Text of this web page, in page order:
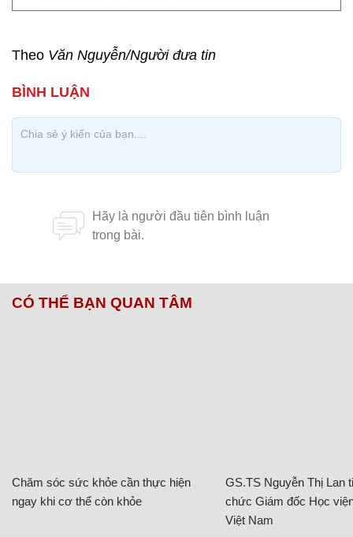
Theo Văn Nguyễn/Người đưa tin
CÓ THỂ BẠN QUAN TÂM
Chăm sóc sức khỏe cần thực hiện
ngay khi cơ thể còn khỏe
GS.TS Nguyễn Thị Lan
chức Giám đốc Học
Việt Nam